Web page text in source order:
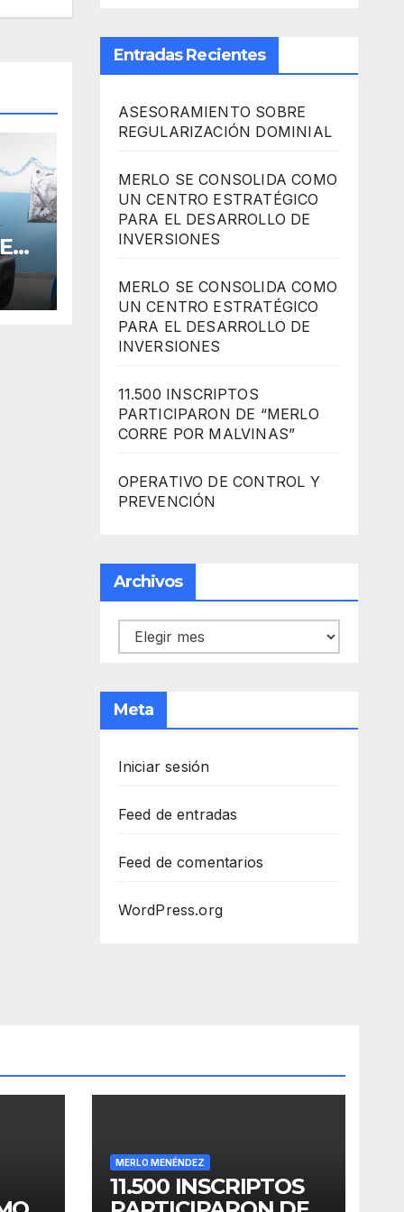
Entradas Recientes
ASESORAMIENTO SOBRE
REGULARIZACIÓN DOMINIAL
MERLO SE CONSOLIDA COMO
UN CENTRO ESTRATÉGICO
PARA EL DESARROLLO DE
INVERSIONES
MERLO SE CONSOLIDA COMO
UN CENTRO ESTRATÉGICO
PARA EL DESARROLLO DE
INVERSIONES
11.500 INSCRIPTOS
PARTICIPARON DE “MERLO
CORRE POR MALVINAS”
OPERATIVO DE CONTROL Y
PREVENCIÓN
Archivos
Archivos
Meta
Iniciar sesión
Feed de entradas
Feed de comentarios
WordPress.org
MERLO MENÉNDEZ
11.500 INSCRIPTOS